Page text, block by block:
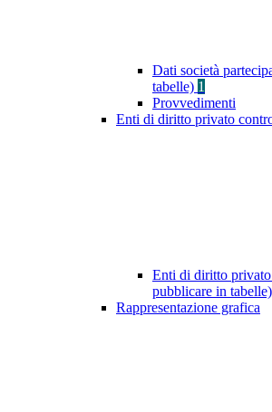
Dati società
tabelle) 1
Provvedimenti
Enti di diritto privato
Enti di diritto
pubblicare in tabelle)
Rappresentazione grafica